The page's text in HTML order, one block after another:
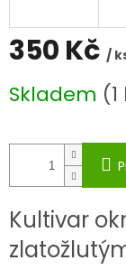
350 Kč /
cena:
Skladem
Kultivar